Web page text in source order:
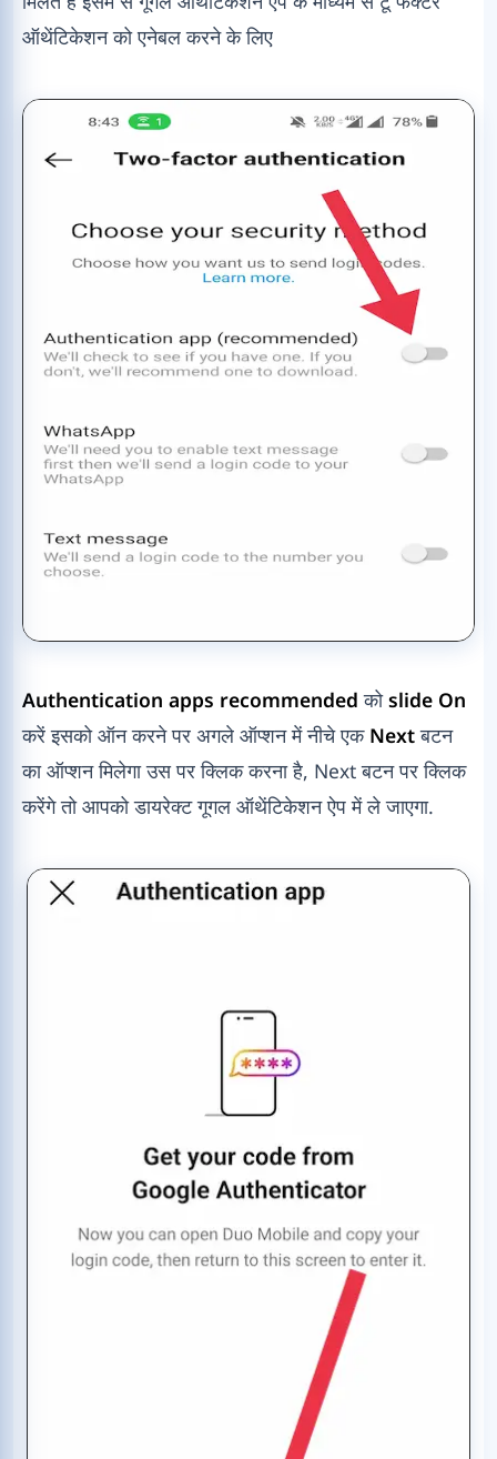
ऑथेंटिकेशन को एनेबल करने के लिए
Authentication apps recommendedकोslide On
करें इसको ऑन करने पर अगले ऑप्शन में नीचे एक Nextबटन
का ऑप्शन मिलेगा उस पर क्लिक करना है, Next बटन पर क्लिक
करेंगे तो आपको डायरेक्ट गूगल ऑथेंटिकेशन ऐप में ले जाएगा.